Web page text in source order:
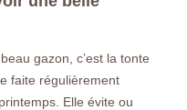
gazon, c’est la tonte
faite régulièrement
Elle évite ou